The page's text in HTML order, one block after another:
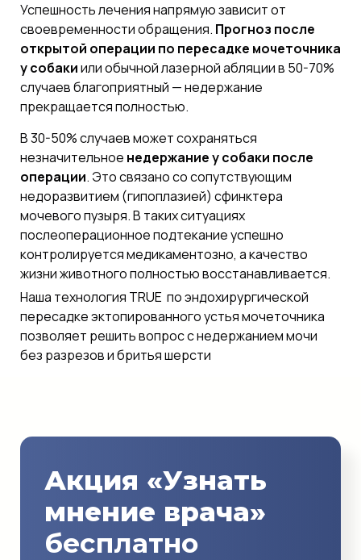
Успешность лечения напрямую зависит от
своевременности обращения. Прогноз после
открытой операции по пересадке мочеточника
у собакиили обычной лазерной абляции в 50-70%
случаев благоприятный — недержание
прекращается полностью.
В 30-50% случаев может сохраняться
незначительное недержание у собаки после
операции. Это связано со сопутствующим
недоразвитием (гипоплазией) сфинктера
мочевого пузыря. В таких ситуациях
послеоперационное подтекание успешно
контролируется медикаментозно, а качество
жизни животного полностью восстанавливается.
Наша технология TRUE по эндохирургической
пересадке эктопированного устья мочеточника
позволяет решить вопрос с недержанием мочи
без разрезов и бритья шерсти
Акция «Узнать
мнение врача»
бесплатно